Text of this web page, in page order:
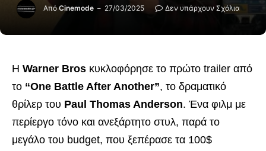
Από Cinemode 27/03/2025 Δεν υπάρχουν Σχόλια
Η Warner Bros κυκλοφόρησε το πρώτο trailer από
το “One Battle After Another”, το δραματικό
θρίλερ του Paul Thomas Anderson. Ένα φιλμ με
περίεργο τόνο και ανεξάρτητο στυλ, παρά το
μεγάλο του budget, που ξεπέρασε τα 100$